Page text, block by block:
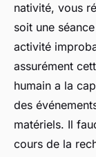
nativité, vous
soit une
activité
assurément
humain a la
des
matériels. Il
cours de la